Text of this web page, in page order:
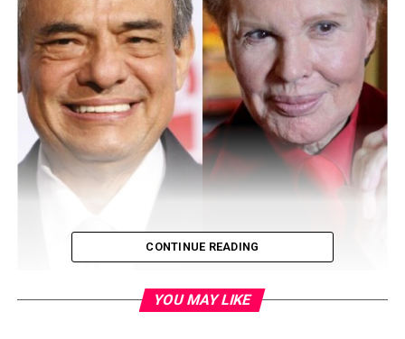
EP New York/ agencias
CONTINUE READING
YOU MAY LIKE